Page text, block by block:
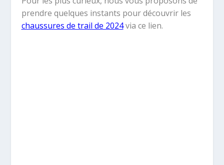
prendre quelques instants pour découvrir les
chaussures de trail de 2024via ce lien.